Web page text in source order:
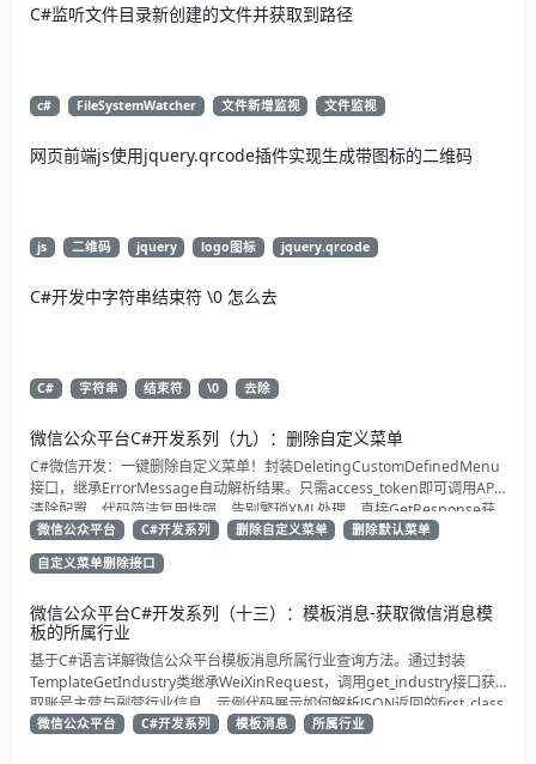
C#监听文件目录新创建的文件并获取到路径
c# FileSystemWatcher 文件新增监视 文件监视
网页前端js使用jquery.qrcode插件实现生成带图标的二维码
js 二维码 jquery logo图标 jquery.qrcode
C#开发中字符串结束符 \0 怎么去
C# 字符串 结束符 \0 去除
微信公众平台C#开发系列（九）：删除自定义菜单
C#微信开发：一键删除自定义菜单！封装DeletingCustomDefinedMenu
接口，继承ErrorMessage自动解析结果。只需access_token即可调用API
清除配置。代码简洁复用性强，告别繁琐XML处理，直接GetResponse获
取状态。适合动态管理公众号的开发者，建议收藏备用！
微信公众平台 C#开发系列 删除自定义菜单
删除默认菜单
自定义菜单删除接口
微信公众平台C#开发系列（十三）：模板消息-获取微信消息模
板的所属行业
基于C#语言详解微信公众平台模板消息所属行业查询方法。通过封装
TemplateGetIndustry类继承WeiXinRequest，调用get_industry接口获
取账号主营与副营行业信息。示例代码展示如何解析JSON返回的first_class
与second_class数据，为开发者提供合规通知场景开发支持
微信公众平台 C#开发系列 模板消息 所属行业